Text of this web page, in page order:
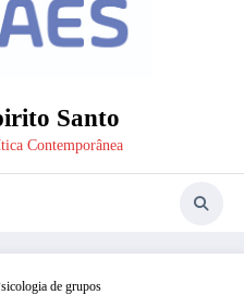
Santo
Contemporânea
de grupos